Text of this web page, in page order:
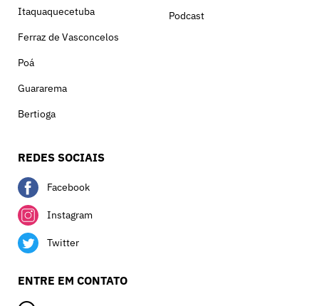
Itaquaquecetuba
Ferraz de Vasconcelos
Poá
Guararema
Bertioga
Podcast
REDES SOCIAIS
Facebook
Instagram
Twitter
ENTRE EM CONTATO